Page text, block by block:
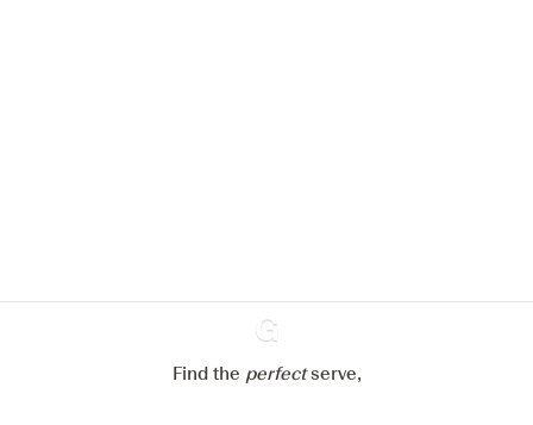
Ginventory
Find the perfectserve,